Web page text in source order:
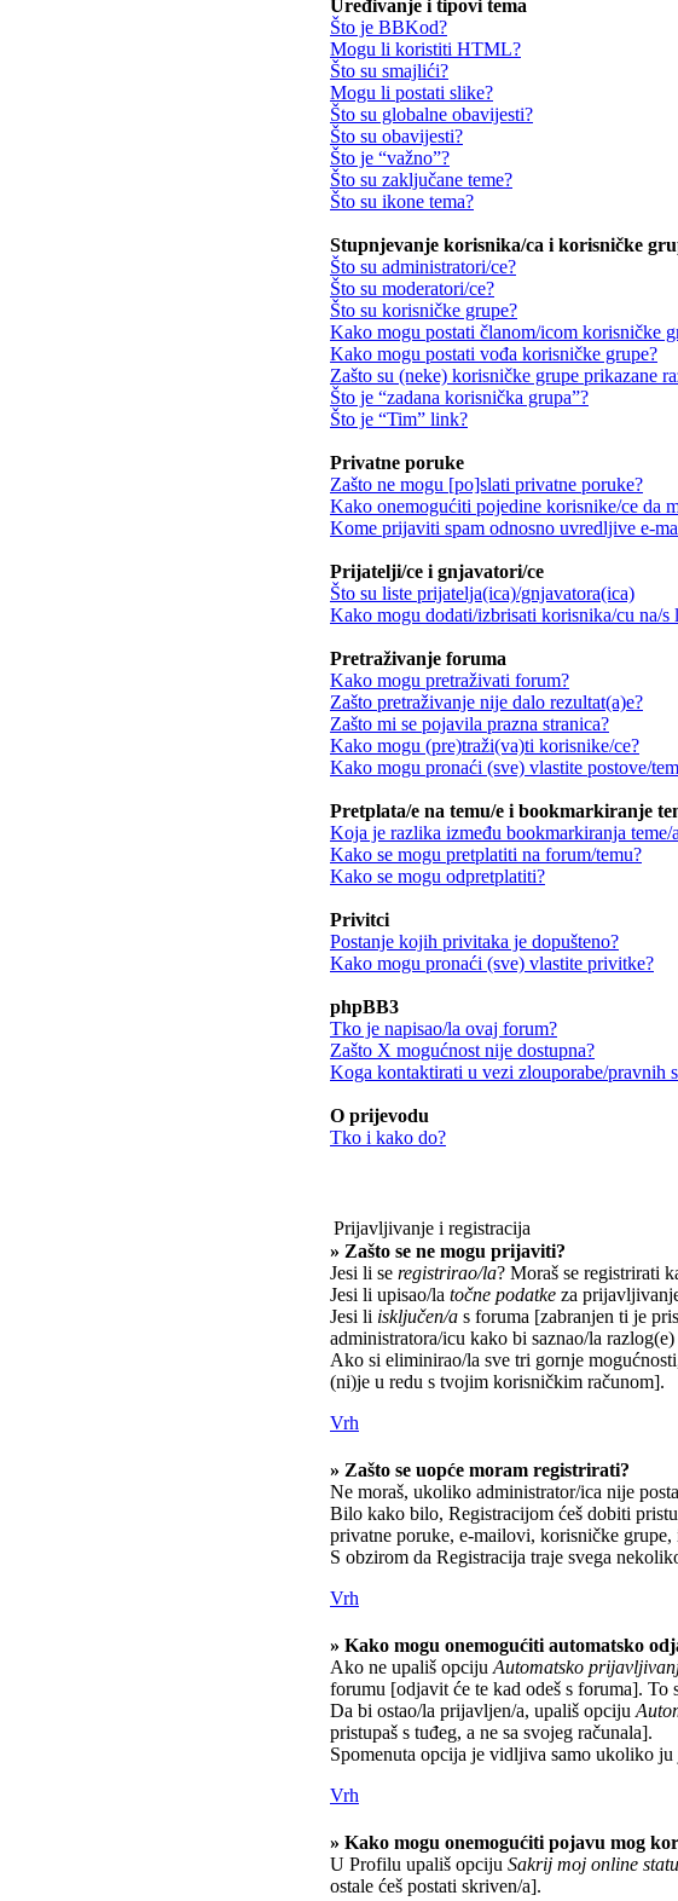
Uređivanje i tipovi tema
Što je BBKod?
Mogu li koristiti HTML?
Što su smajlići?
Mogu li postati slike?
Što su globalne obavijesti?
Što su obavijesti?
Što je “važno”?
Što su zaključane teme?
Što su ikone tema?
Stupnjevanje korisnika/ca i korisničke
Što su administratori/ce?
Što su moderatori/ce?
Što su korisničke grupe?
Kako mogu postati članom/icom korisničke
Kako mogu postati vođa korisničke grupe?
Zašto su (neke) korisničke grupe prikazane
Što je “zadana korisnička grupa”?
Što je “Tim” link?
Privatne poruke
Zašto ne mogu [po]slati privatne poruke?
Kako onemogućiti pojedine korisnike/ce da
Kome prijaviti spam odnosno uvredljive e-
Prijatelji/ce i gnjavatori/ce
Što su liste prijatelja(ica)/gnjavatora(ica)
Kako mogu dodati/izbrisati korisnika/cu na/s
Pretraživanje foruma
Kako mogu pretraživati forum?
Zašto pretraživanje nije dalo rezultat(a)e?
Zašto mi se pojavila prazna stranica?
Kako mogu (pre)traži(va)ti korisnike/ce?
Kako mogu pronaći (sve) vlastite postove/
Pretplata/e na temu/e i bookmarkiranje
Koja je razlika između bookmarkiranja teme/
Kako se mogu pretplatiti na forum/temu?
Kako se mogu odpretplatiti?
Privitci
Postanje kojih privitaka je dopušteno?
Kako mogu pronaći (sve) vlastite privitke?
phpBB3
Tko je napisao/la ovaj forum?
Zašto X mogućnost nije dostupna?
Koga kontaktirati u vezi zlouporabe/pravnih
O prijevodu
Tko i kako do?
Prijavljivanje i registracija
» Zašto se ne mogu prijaviti?
Jesi li se registrirao/la? Moraš se registrirati
Jesi li upisao/la točne podatke za
Jesi li isključen/a s foruma [zabranjen ti je
administratora/icu kako bi saznao/la
Ako si eliminirao/la sve tri gornje
(ni)je u redu s tvojim korisničkim računom].
Vrh
» Zašto se uopće moram registrirati?
Ne moraš, ukoliko administrator/ica nije
Bilo kako bilo, Registracijom ćeš dobiti
privatne poruke, e-mailovi, korisničke grupe,
S obzirom da Registracija traje svega
Vrh
» Kako mogu onemogućiti automatsko
Ako ne upališ opciju Automatsko
forumu [odjavit će te kad odeš s foruma]. To
Da bi ostao/la prijavljen/a, upališ opciju
pristupaš s tuđeg, a ne sa svojeg računala].
Spomenuta opcija je vidljiva samo ukoliko
Vrh
» Kako mogu onemogućiti pojavu mog
U Profilu upališ opciju Sakrij moj online
ostale ćeš postati skriven/a].